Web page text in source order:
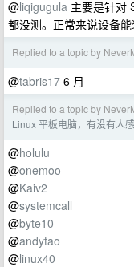
@liqigugula 主要是针对
都没测。正常来说设备
Replied to a topic by
@tabris17 6 月
Replied to a topic by
Linux 平板电脑，有没有人感
@holulu
@onemoo
@Kaiv2
@systemcall
@byte10
@andytao
@linux40